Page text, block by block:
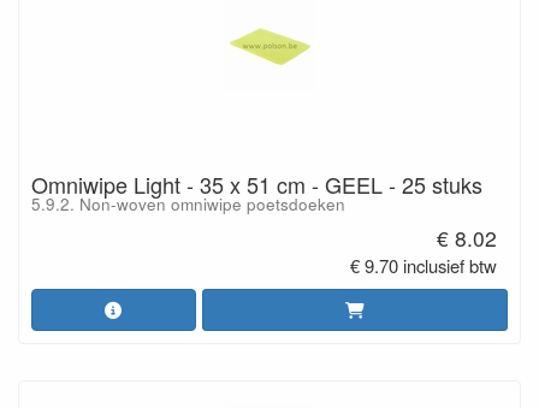
Omniwipe Light - 35 x 51 cm - GEEL - 25 stuks
5.9.2. Non-woven omniwipe poetsdoeken
€ 8.02
€ 9.70 inclusief btw